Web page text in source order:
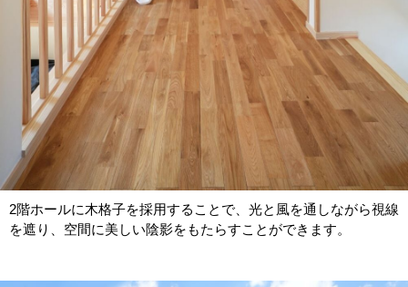
2階ホールに木格子を採用することで、光と風を通しながら視線
を遮り、空間に美しい陰影をもたらすことができます。